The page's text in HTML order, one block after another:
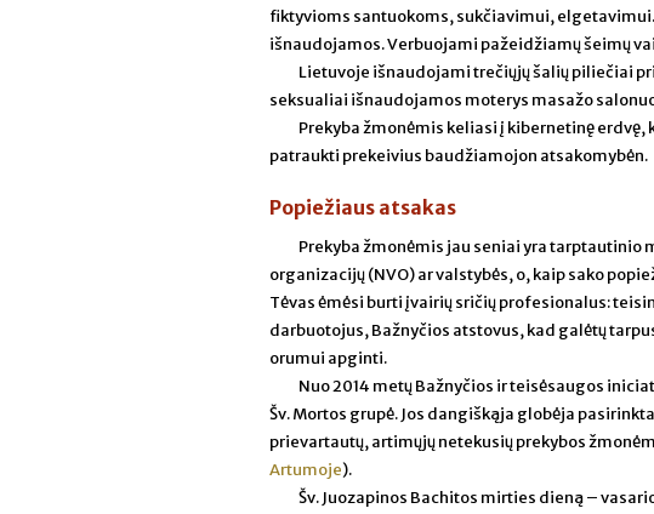
fiktyvioms santuokoms, sukčiavimui,
išnaudojamos. Verbuojami pažeidžiamų šeimų
Lietuvoje išnaudojami trečiųjų šalių piliečiai
seksualiai išnaudojamos moterys masažo
Prekyba žmonėmis keliasi į kibernetinę
patraukti prekeivius baudžiamojon atsakomybėn.
Popiežiaus atsakas
Prekyba žmonėmis jau seniai yra tarptautinio
organizacijų (NVO) ar valstybės, o, kaip sako
Tėvas ėmėsi burti įvairių sričių profesionalus:
darbuotojus, Bažnyčios atstovus, kad galėtų
orumui apginti.
Nuo 2014 metų Bažnyčios ir teisėsaugos
Šv. Mortos grupė. Jos dangiškąja globėja
prievartautų, artimųjų netekusių prekybos
Artumoje).
Šv. Juozapinos Bachitos mirties dieną –